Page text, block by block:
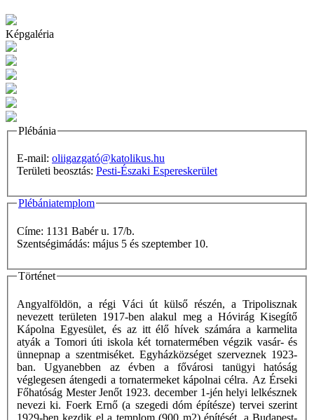
Képgaléria
Plébánia
E-mail: oliigazgató@katolikus.hu
Területi beosztás: Pesti-Északi Espereskerület
Plébániatemplom
Címe: 1131 Babér u. 17/b.
Szentségimádás: május 5 és szeptember 10.
Történet
Angyalföldön, a régi Váci út külső részén, a Tripolisznak
nevezett területen 1917-ben alakul meg a Hóvirág Kisegítő
Kápolna Egyesület, és az itt élő hívek számára a karmelita
atyák a Tomori úti iskola két tornatermében végzik vasár- és
ünnepnap a szentmiséket. Egyházközséget szerveznek 1923-
ban. Ugyanebben az évben a fővárosi tanügyi hatóság
véglegesen átengedi a tornatermeket kápolnai célra. Az Érseki
Főhatóság Mester Jenőt 1923. december 1-jén helyi lelkésznek
nevezi ki. Foerk Ernő (a szegedi dóm építésze) tervei szerint
1929-ben kezdik el a templom (900 m2) építését, a Budapest-